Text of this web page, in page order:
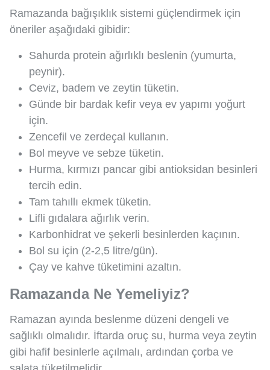
Ramazanda bağışıklık sistemi güçlendirmek için
öneriler aşağıdaki gibidir:
Sahurda protein ağırlıklı beslenin (yumurta,
peynir).
Ceviz, badem ve zeytin tüketin.
Günde bir bardak kefir veya ev yapımı yoğurt
için.
Zencefil ve zerdeçal kullanın.
Bol meyve ve sebze tüketin.
Hurma, kırmızı pancar gibi antioksidan besinleri
tercih edin.
Tam tahıllı ekmek tüketin.
Lifli gıdalara ağırlık verin.
Karbonhidrat ve şekerli besinlerden kaçının.
Bol su için (2-2,5 litre/gün).
Çay ve kahve tüketimini azaltın.
Ramazanda Ne Yemeliyiz?
Ramazan ayında beslenme düzeni dengeli ve
sağlıklı olmalıdır. İftarda oruç su, hurma veya zeytin
gibi hafif besinlerle açılmalı, ardından çorba ve